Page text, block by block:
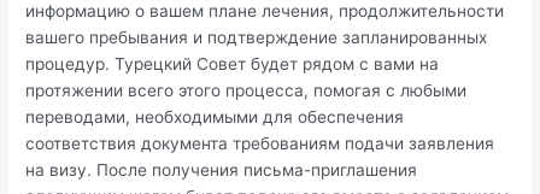
информацию о вашем плане лечения, продолжительности
вашего пребывания и подтверждение запланированных
процедур. Турецкий Совет будет рядом с вами на
протяжении всего этого процесса, помогая с любыми
переводами, необходимыми для обеспечения
соответствия документа требованиям подачи заявления
на визу. После получения письма-приглашения